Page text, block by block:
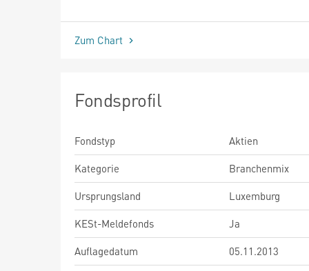
seit Beginn
Zum Chart
Fondsprofil
Fondstyp
Aktien
Kategorie
Branchenmix
Ursprungsland
Luxemburg
KESt-Meldefonds
Ja
Auflagedatum
05.11.2013